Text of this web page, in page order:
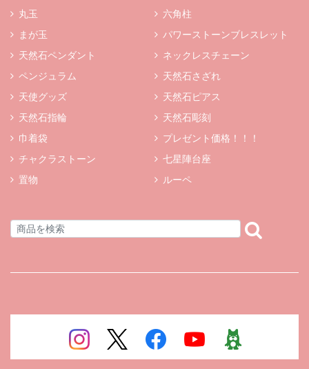
丸玉
六角柱
まが玉
パワーストーンブレスレット
天然石ペンダント
ネックレスチェーン
ペンジュラム
天然石さざれ
天使グッズ
天然石ピアス
天然石指輪
天然石彫刻
巾着袋
プレゼント価格！！！
チャクラストーン
七星陣台座
置物
ルーペ